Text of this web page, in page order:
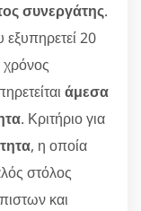
συνεργάτης.
20
χρόνος
άμεσα
. Κριτήριο για
, η οποία
στόλος
και